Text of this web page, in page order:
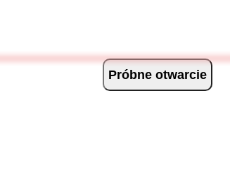
Próbne otwarcie